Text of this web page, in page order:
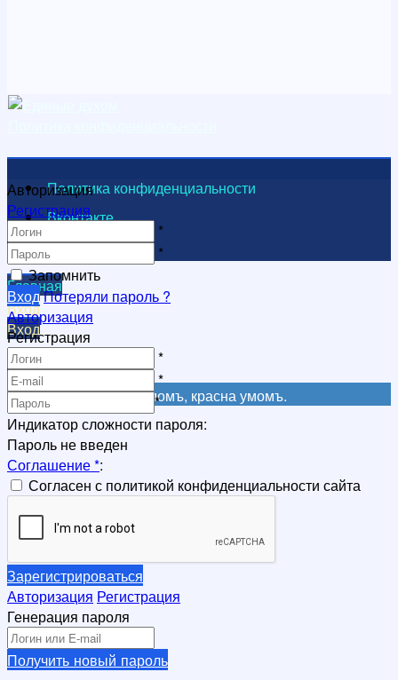
Политика конфиденциальности
Вконтакте
Видеоканал
Главная
Вход
Вход
Регистрация
Регистрация
Не красна книга письмомъ, красна умомъ.
Авторизация
Регистрация
*
*
Запомнить
ВходПотеряли пароль ?
Авторизация
Регистрация
*
*
*
Индикатор сложности пароля:
Пароль не введен
Соглашение*:
Согласен с политикой конфиденциальности сайта
Зарегистрироваться
Авторизация Регистрация
Генерация пароля
Получить новый пароль